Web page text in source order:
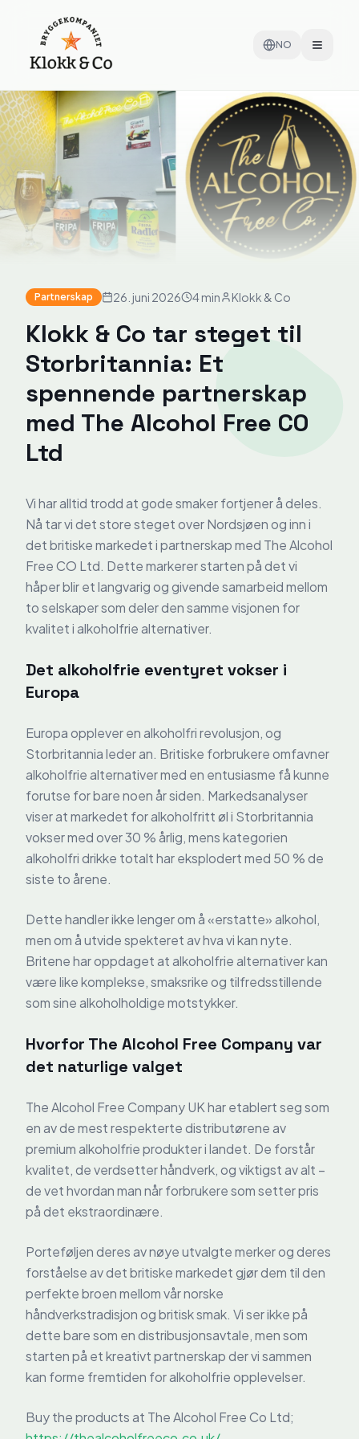
NO
Partnerskap 26. juni 2026 4 min Klokk & Co
Klokk & Co tar steget til
Storbritannia: Et
spennende partnerskap
med The Alcohol Free CO
Ltd
Vi har alltid trodd at gode smaker fortjener å deles.
Nå tar vi det store steget over Nordsjøen og inn i
det britiske markedet i partnerskap med The Alcohol
Free CO Ltd. Dette markerer starten på det vi
håper blir et langvarig og givende samarbeid mellom
to selskaper som deler den samme visjonen for
kvalitet i alkoholfrie alternativer.
Det alkoholfrie eventyret vokser i
Europa
Europa opplever en alkoholfri revolusjon, og
Storbritannia leder an. Britiske forbrukere omfavner
alkoholfrie alternativer med en entusiasme få kunne
forutse for bare noen år siden. Markedsanalyser
viser at markedet for alkoholfritt øl i Storbritannia
vokser med over 30 % årlig, mens kategorien
alkoholfri drikke totalt har eksplodert med 50 % de
siste to årene.
Dette handler ikke lenger om å «erstatte» alkohol,
men om å utvide spekteret av hva vi kan nyte.
Britene har oppdaget at alkoholfrie alternativer kan
være like komplekse, smaksrike og tilfredsstillende
som sine alkoholholdige motstykker.
Hvorfor The Alcohol Free Company var
det naturlige valget
The Alcohol Free Company UK har etablert seg som
en av de mest respekterte distributørene av
premium alkoholfrie produkter i landet. De forstår
kvalitet, de verdsetter håndverk, og viktigst av alt –
de vet hvordan man når forbrukere som setter pris
på det ekstraordinære.
Porteføljen deres av nøye utvalgte merker og deres
forståelse av det britiske markedet gjør dem til den
perfekte broen mellom vår norske
håndverkstradisjon og britisk smak. Vi ser ikke på
dette bare som en distribusjonsavtale, men som
starten på et kreativt partnerskap der vi sammen
kan forme fremtiden for alkoholfrie opplevelser.
Buy the products at The Alcohol Free Co Ltd;